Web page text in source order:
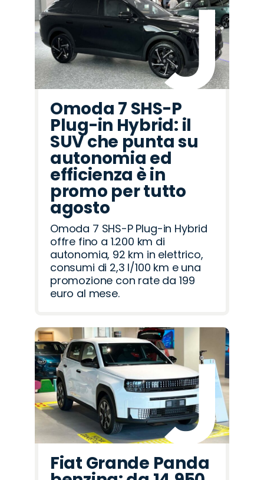
Omoda 7 SHS-P
Plug-in Hybrid: il
SUV che punta su
autonomia ed
efficienza è in
promo per tutto
agosto
Omoda 7 SHS-P Plug-in Hybrid
offre fino a 1.200 km di
autonomia, 92 km in elettrico,
consumi di 2,3 l/100 km e una
promozione con rate da 199
euro al mese.
Fiat Grande Panda